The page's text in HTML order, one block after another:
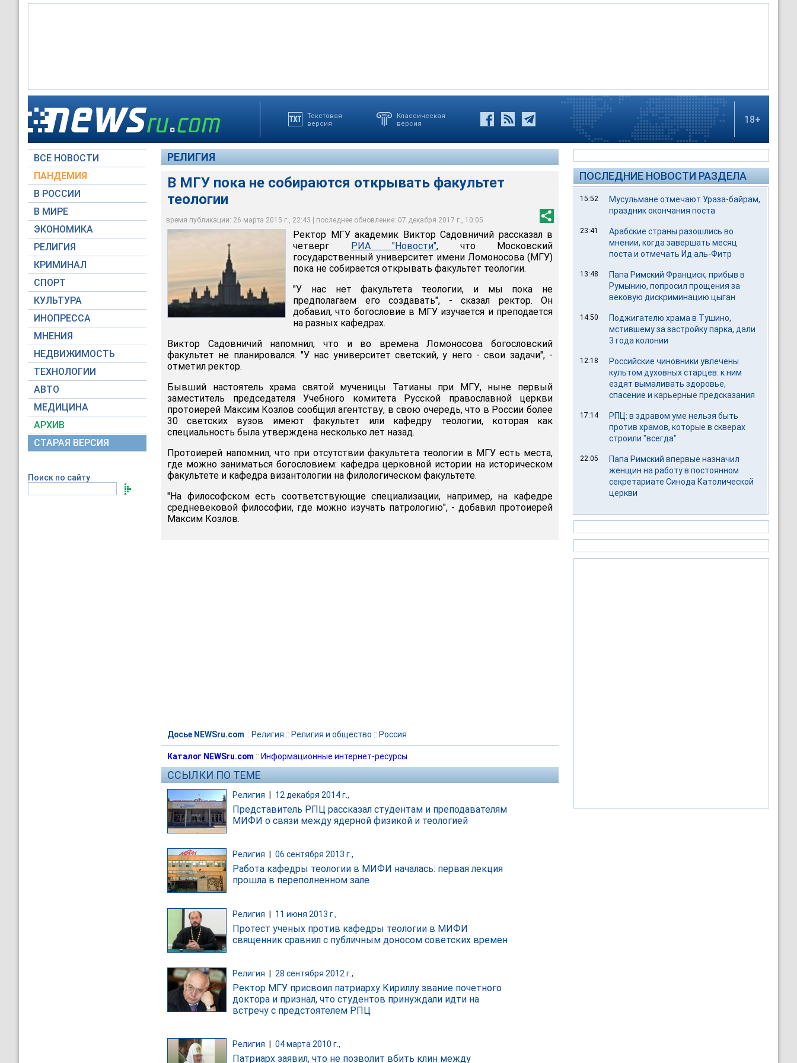
Текстовая
версия
Классическая
версия
18+
ВСЕ НОВОСТИ
ПАНДЕМИЯ
В РОССИИ
В МИРЕ
ЭКОНОМИКА
РЕЛИГИЯ
КРИМИНАЛ
СПОРТ
КУЛЬТУРА
ИНОПРЕССА
МНЕНИЯ
НЕДВИЖИМОСТЬ
ТЕХНОЛОГИИ
АВТО
МЕДИЦИНА
АРХИВ
СТАРАЯ ВЕРСИЯ
Поиск по сайту
РЕЛИГИЯ
В МГУ пока не собираются открывать факультет
теологии
время публикации: 26 марта 2015 г., 22:43 | последнее обновление: 07 декабря 2017 г., 10:05
В МГУ пока не собираются открывать факультет теологии
Moscow-Live.ru
Ректор МГУ академик Виктор Садовничий рассказал в
четверг РИА "Новости", что Московский
государственный университет имени Ломоносова (МГУ)
пока не собирается открывать факультет теологии.
"У нас нет факультета теологии, и мы пока не
предполагаем его создавать", - сказал ректор. Он
добавил, что богословие в МГУ изучается и преподается
на разных кафедрах.
Виктор Садовничий напомнил, что и во времена Ломоносова богословский
факультет не планировался. "У нас университет светский, у него - свои задачи", -
отметил ректор.
Бывший настоятель храма святой мученицы Татианы при МГУ, ныне первый
заместитель председателя Учебного комитета Русской православной церкви
протоиерей Максим Козлов сообщил агентству, в свою очередь, что в России более
30 светских вузов имеют факультет или кафедру теологии, которая как
специальность была утверждена несколько лет назад.
Протоиерей напомнил, что при отсутствии факультета теологии в МГУ есть места,
где можно заниматься богословием: кафедра церковной истории на историческом
факультете и кафедра византологии на филологическом факультете.
"На философском есть соответствующие специализации, например, на кафедре
средневековой философии, где можно изучать патрологию", - добавил протоиерей
Максим Козлов.
Досье NEWSru.com :: Религия :: Религия и общество :: Россия
Каталог NEWSru.com :: Информационные интернет-ресурсы
ССЫЛКИ ПО ТЕМЕ
Религия 12 декабря 2014 г.,
Представитель РПЦ рассказал студентам и преподавателям
МИФИ о связи между ядерной физикой и теологией
Религия 06 сентября 2013 г.,
Работа кафедры теологии в МИФИ началась: первая лекция
прошла в переполненном зале
Религия | 11 июня 2013 г.,
Протест ученых против кафедры теологии в МИФИ
священник сравнил с публичным доносом советских времен
Религия 28 сентября 2012 г.,
Ректор МГУ присвоил патриарху Кириллу звание почетного
доктора и признал, что студентов принуждали идти на
встречу с предстоятелем РПЦ
Религия 04 марта 2010 г.,
Патриарх заявил, что не позволит вбить клин между
ПОСЛЕДНИЕ НОВОСТИ РАЗДЕЛА
15:52
Мусульмане отмечают Ураза-байрам,
праздник окончания поста
23:41
Арабские страны разошлись во
мнении, когда завершать месяц
поста и отмечать Ид аль-Фитр
13:48
Папа Римский Франциск, прибыв в
Румынию, попросил прощения за
вековую дискриминацию цыган
14:50
Поджигателю храма в Тушино,
мстившему за застройку парка, дали
3 года колонии
12:18
Российские чиновники увлечены
культом духовных старцев: к ним
ездят вымаливать здоровье,
спасение и карьерные предсказания
17:14
РПЦ: в здравом уме нельзя быть
против храмов, которые в скверах
строили "всегда"
22:05
Папа Римский впервые назначил
женщин на работу в постоянном
секретариате Синода Католической
церкви